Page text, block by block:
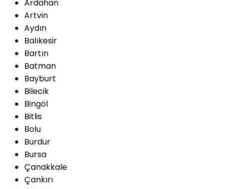
Ardahan
Artvin
Aydın
Balıkesir
Bartın
Batman
Bayburt
Bilecik
Bingöl
Bitlis
Bolu
Burdur
Bursa
Çanakkale
Çankırı